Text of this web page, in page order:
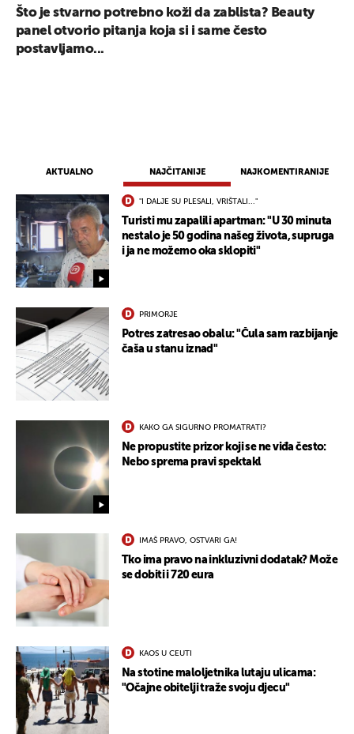
AKTUALNO NAJČITANIJE NAJKOMENTIRANIJE
"I DALJE SU PLESALI, VRIŠTALI..."
Turisti mu zapalili apartman: "U 30 minuta
nestalo je 50 godina našeg života, supruga
i ja ne možemo oka sklopiti"
PRIMORJE
Potres zatresao obalu: "Čula sam razbijanje
čaša u stanu iznad"
KAKO GA SIGURNO PROMATRATI?
Ne propustite prizor koji se ne viđa često:
Nebo sprema pravi spektakl
IMAŠ PRAVO, OSTVARI GA!
Tko ima pravo na inkluzivni dodatak? Može
se dobiti i 720 eura
KAOS U CEUTI
Na stotine maloljetnika lutaju ulicama:
"Očajne obitelji traže svoju djecu"
Što je stvarno potrebno koži da zablista? Beauty
panel otvorio pitanja koja si i same često
postavljamo...
UKLJUČITE NOTIFIKACIJE